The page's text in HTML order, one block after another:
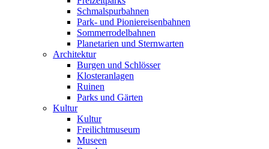
Schmalspurbahnen
Park- und Pioniereisenbahnen
Sommerrodelbahnen
Planetarien und Sternwarten
Architektur
Burgen und Schlösser
Klosteranlagen
Ruinen
Parks und Gärten
Kultur
Kultur
Freilichtmuseum
Museen